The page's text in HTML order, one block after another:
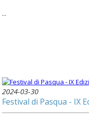
...
2024-03-30
Festival di Pasqua - IX